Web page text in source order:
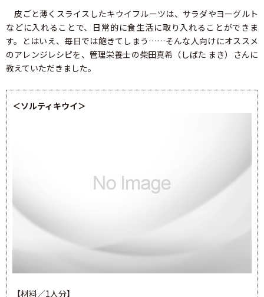
皮ごと薄くスライスしたキウイフルーツは、サラダやヨーグルト
などに入れることで、日常的に食生活に取り入れることができま
す。とはいえ、毎日では飽きてしまう……そんな人向けにオススメ
のアレンジレシピを、管理栄養士の柴田真希（しばた まき）さんに
教えていただきました。
＜ソルティキウイ＞
【材料／1人分】